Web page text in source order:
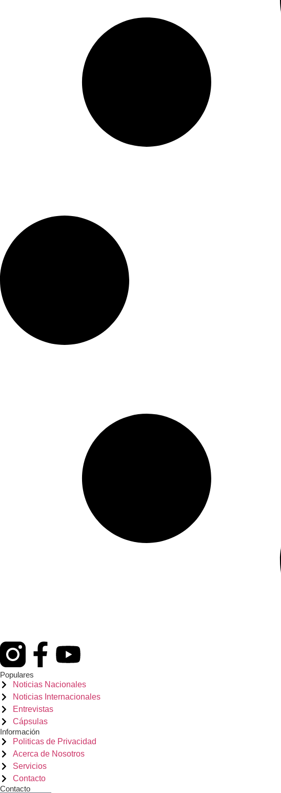
Populares
Noticias Nacionales
Noticias Internacionales
Entrevistas
Cápsulas
Información
Politicas de Privacidad
Acerca de Nosotros
Servicios
Contacto
Contacto